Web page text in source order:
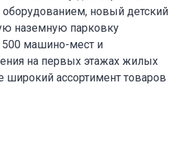
новый детский
наземную парковку
500 машино-мест и
на первых этажах жилых
широкий ассортимент товаров